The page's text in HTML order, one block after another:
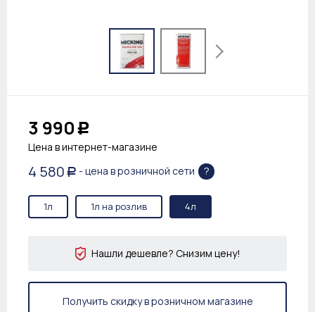
3 990 Р
Цена в интернет-магазине
4 580 Р - цена в розничной сети ?
1л 1л на розлив 4л
Нашли дешевле? Снизим цену!
Получить скидку в розничном магазине